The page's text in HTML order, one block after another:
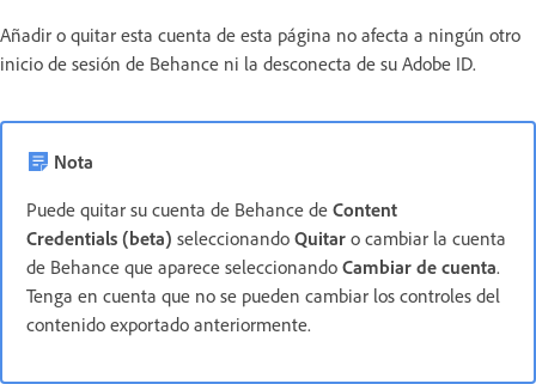
Añadir o quitar esta cuenta de esta página no afecta a ningún otro
inicio de sesión de Behance ni la desconecta de su Adobe ID.
Nota
Puede quitar su cuenta de Behance de Content
Credentials (beta) seleccionando Quitar o cambiar la cuenta
de Behance que aparece seleccionando Cambiar de cuenta.
Tenga en cuenta que no se pueden cambiar los controles del
contenido exportado anteriormente.